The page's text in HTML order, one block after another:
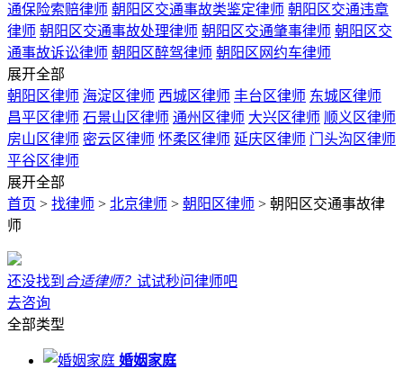
通保险索赔律师 朝阳区交通事故类鉴定律师 朝阳区交通违章
律师 朝阳区交通事故处理律师 朝阳区交通肇事律师 朝阳区交
通事故诉讼律师 朝阳区醉驾律师 朝阳区网约车律师
展开全部
朝阳区律师 海淀区律师 西城区律师 丰台区律师 东城区律师
昌平区律师 石景山区律师 通州区律师 大兴区律师 顺义区律师
房山区律师 密云区律师 怀柔区律师 延庆区律师 门头沟区律师
平谷区律师
展开全部
首页 > 找律师 > 北京律师 > 朝阳区律师 > 朝阳区交通事故律
师
还没找到 合适律师？ 试试秒问律师吧
去咨询
全部类型
婚姻家庭